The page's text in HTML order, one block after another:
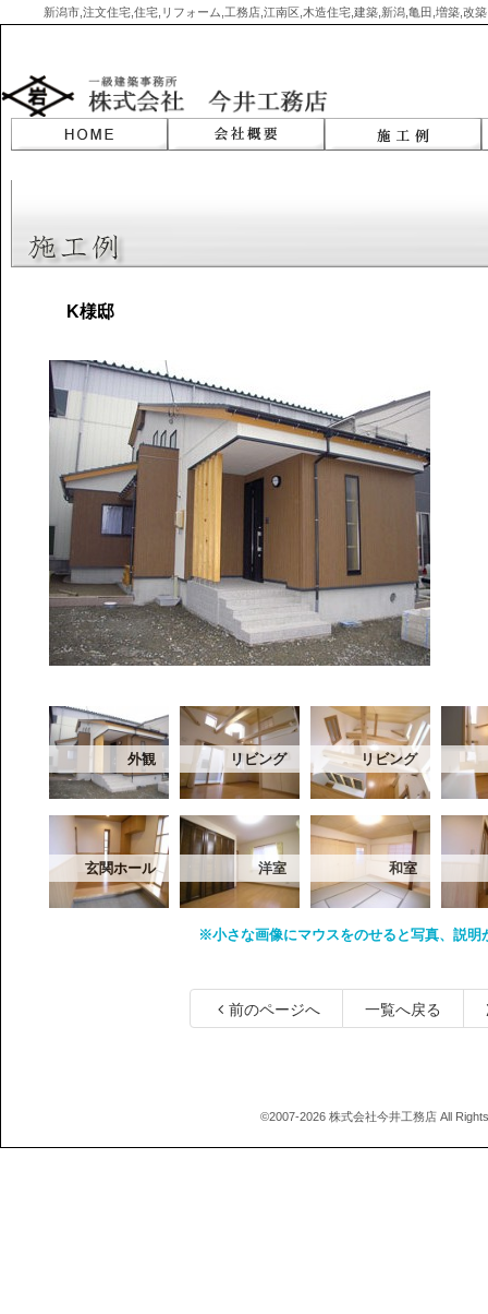
新潟市,注文住宅,住宅,リフォーム,工務店,江南区,木造住宅,建築,新潟,亀田,増築,改
content
K様邸
外観 リビング リビング
玄関ホール 洋室 和室
※小さな画像にマウスをのせると写真、説明
前のページへ 一覧へ戻る
©2007-2026 株式会社今井工務店 All